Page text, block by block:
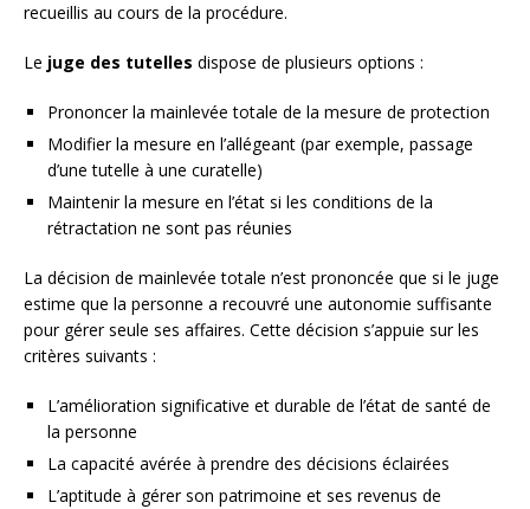
recueillis au cours de la procédure.
Le juge des tutelles dispose de plusieurs options :
Prononcer la mainlevée totale de la mesure de protection
Modifier la mesure en l’allégeant (par exemple, passage
d’une tutelle à une curatelle)
Maintenir la mesure en l’état si les conditions de la
rétractation ne sont pas réunies
La décision de mainlevée totale n’est prononcée que si le juge
estime que la personne a recouvré une autonomie suffisante
pour gérer seule ses affaires. Cette décision s’appuie sur les
critères suivants :
L’amélioration significative et durable de l’état de santé de
la personne
La capacité avérée à prendre des décisions éclairées
L’aptitude à gérer son patrimoine et ses revenus de